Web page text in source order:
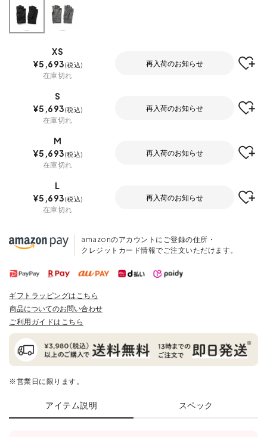
XS
¥5,693 税込
在庫切れ
再入荷のお知らせ
S
¥5,693 税込
在庫切れ
再入荷のお知らせ
M
¥5,693 税込
在庫切れ
再入荷のお知らせ
L
¥5,693 税込
在庫切れ
再入荷のお知らせ
amazonのアカウントにご登録の住所・
クレジットカード情報でご注文いただけます。
ギフトラッピングはこちら
商品についてのお問い合わせ
ご利用ガイドはこちら
※営業日に限ります。
アイテム説明 スペック